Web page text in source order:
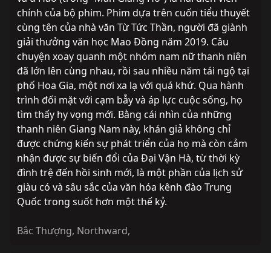
chính của bộ phim. Phim dựa trên cuốn tiểu thuyết
cùng tên của nhà văn Từ Tức Thần, người đã giành
giải thưởng văn học Mao Đồng năm 2019. Câu
chuyện xoay quanh một nhóm nam nữ thanh niên
đã lớn lên cùng nhau, rồi sau nhiều năm tái ngộ tại
phố Hoa Gia, một nơi xa lạ với quá khứ. Qua hành
trình đối mặt với cạm bẫy và áp lực cuộc sống, họ
tìm thấy hy vọng mới. Bằng cái nhìn của những
thanh niên Giang Nam này, khán giả không chỉ
được chứng kiến sự phát triển của họ mà còn cảm
nhận được sự biến đổi của Đại Vận Hà, từ thời kỳ
đình trệ đến hồi sinh mới, là một phần của lịch sử
giàu có và sâu sắc của văn hóa kênh đào Trung
Quốc trong suốt hơn một thế kỷ.
Bắc Thượng, Northward,